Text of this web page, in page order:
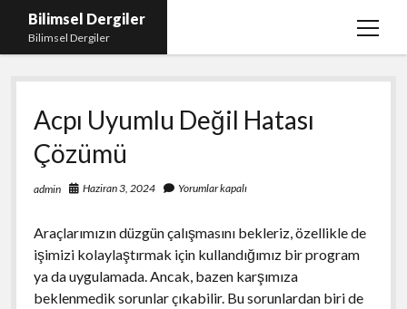
Bilimsel Dergiler
Bilimsel Dergiler
menüyü
Liste
Sayfa Listesi
Spotify Takipçi Çoğaltma
Tiktok Izlenme Arttırma Ücretsiz
Acpı Uyumlu Değil Hatası
Çözümü
admin Haziran 3, 2024 Yorumlar kapalı
Araçlarımızın düzgün çalışmasını bekleriz, özellikle de
işimizi kolaylaştırmak için kullandığımız bir program
ya da uygulamada. Ancak, bazen karşımıza
beklenmedik sorunlar çıkabilir. Bu sorunlardan biri de